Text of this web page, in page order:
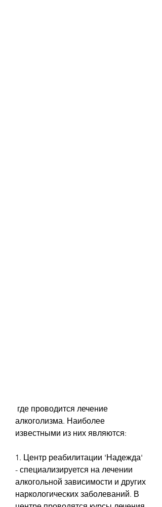
алкоголизма. Наиболее
известными из них являются:
1. Центр реабилитации 'Надежда'
- специализируется на лечении
алкогольной зависимости и других
наркологических заболеваний. В